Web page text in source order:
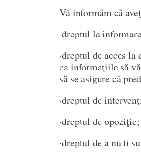
Vă informăm că
·dreptul la
·dreptul de acces
ca informaţiile să
să se asigure că
·dreptul de
·dreptul de opoziţie;
·dreptul de a nu fi